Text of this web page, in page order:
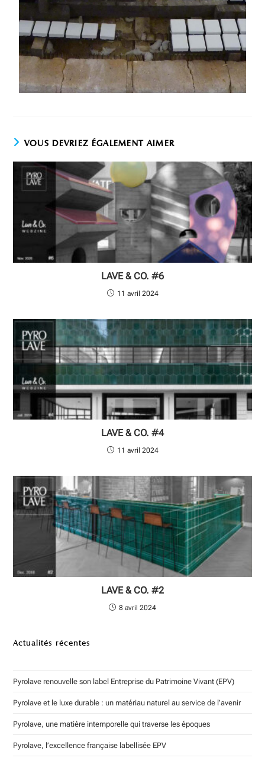
VOUS DEVRIEZ ÉGALEMENT AIMER
LAVE & CO. #6
11 avril 2024
LAVE & CO. #4
11 avril 2024
LAVE & CO. #2
8 avril 2024
Actualités récentes
Pyrolave renouvelle son label Entreprise du Patrimoine Vivant (EPV)
Pyrolave et le luxe durable : un matériau naturel au service de l’avenir
Pyrolave, une matière intemporelle qui traverse les époques
Pyrolave, l’excellence française labellisée EPV